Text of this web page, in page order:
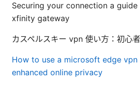
Securing your connection a
xfinity gateway
カスペルスキー vpn 使い方：初心
How to use a microsoft edge
enhanced online privacy